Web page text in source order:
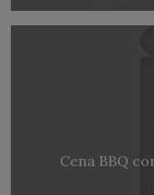
Cena BBQ